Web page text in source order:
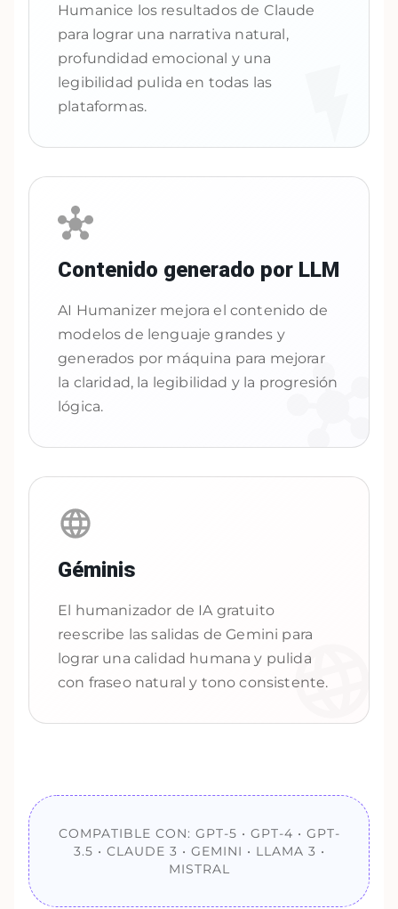
Humanice los resultados de Claude
para lograr una narrativa natural,
profundidad emocional y una
legibilidad pulida en todas las
plataformas.
Contenido generado por LLM
AI Humanizer mejora el contenido de
modelos de lenguaje grandes y
generados por máquina para mejorar
la claridad, la legibilidad y la progresión
lógica.
Géminis
El humanizador de IA gratuito
reescribe las salidas de Gemini para
lograr una calidad humana y pulida
con fraseo natural y tono consistente.
COMPATIBLE CON: GPT-5 • GPT-4 • GPT-
3.5 • CLAUDE 3 • GEMINI • LLAMA 3 •
MISTRAL